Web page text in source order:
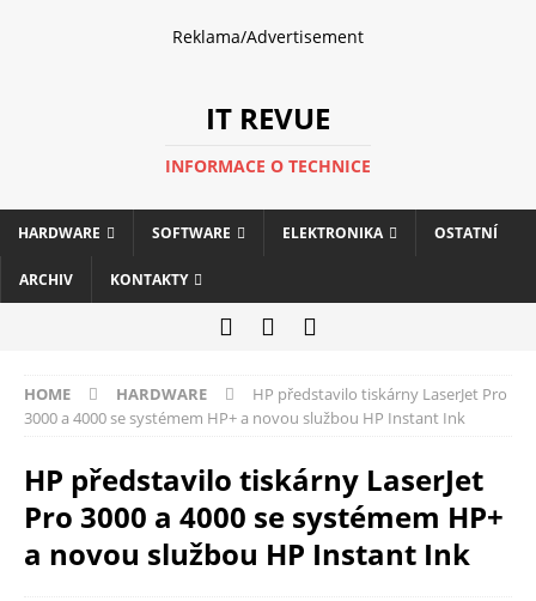
Reklama/Advertisement
IT REVUE
INFORMACE O TECHNICE
HARDWARE SOFTWARE ELEKTRONIKA OSTATNÍ
ARCHIV KONTAKTY
HOME HARDWARE
HP představilo tiskárny LaserJet Pro
3000 a 4000 se systémem HP+ a novou službou HP Instant Ink
HP představilo tiskárny LaserJet
Pro 3000 a 4000 se systémem HP+
a novou službou HP Instant Ink